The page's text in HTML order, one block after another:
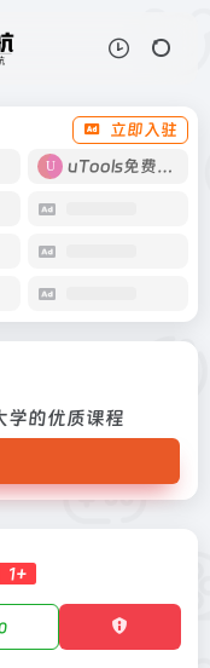
立即入驻
uTools免费工具箱
学的优质课程
1+